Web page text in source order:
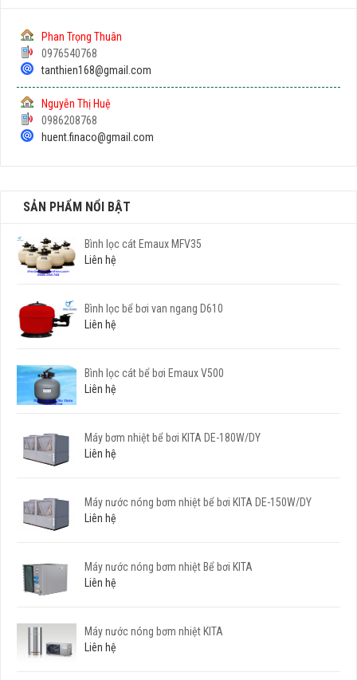
Phan Trọng Thuân
0976540768
tanthien168@gmail.com
Nguyễn Thị Huệ
0986208768
huent.finaco@gmail.com
SẢN PHẨM NỔI BẬT
Bình lọc cát Emaux MFV35
Liên hệ
Bình lọc bể bơi van ngang D610
Liên hệ
Bình lọc cát bể bơi Emaux V500
Liên hệ
Máy bơm nhiệt bể bơi KITA DE-180W/DY
Liên hệ
Máy nước nóng bơm nhiệt bể bơi KITA DE-150W/DY
Liên hệ
Máy nước nóng bơm nhiệt Bể bơi KITA
Liên hệ
Máy nước nóng bơm nhiệt KITA
Liên hệ